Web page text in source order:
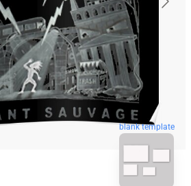
blank template